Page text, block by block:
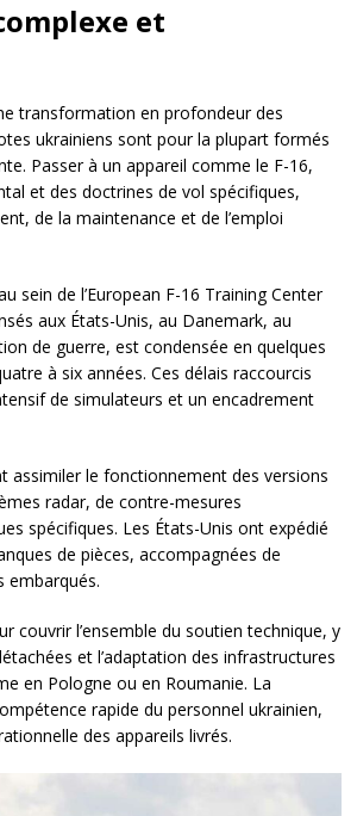
et
transformation en profondeur des
ukrainiens sont pour la plupart formés
Passer à un appareil comme le F-16,
et des doctrines de vol spécifiques,
de la maintenance et de l’emploi
sein de l’European F-16 Training Center
aux États-Unis, au Danemark, au
de guerre, est condensée en quelques
à six années. Ces délais raccourcis
de simulateurs et un encadrement
assimiler le fonctionnement des versions
radar, de contre-mesures
spécifiques. Les États-Unis ont expédié
de pièces, accompagnées de
embarqués.
couvrir l’ensemble du soutien technique, y
et l’adaptation des infrastructures
en Pologne ou en Roumanie. La
rapide du personnel ukrainien,
des appareils livrés.